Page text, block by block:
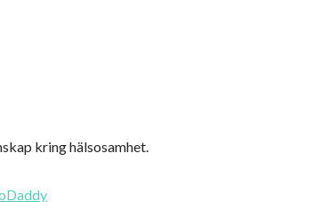
kring hälsosamhet.